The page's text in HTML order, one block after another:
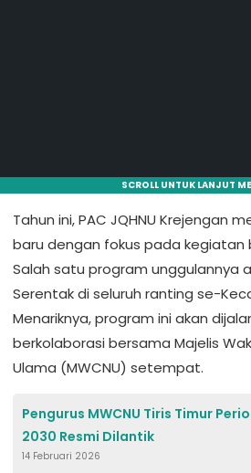
SCROLL UNTUK LANJUT
Tahun ini, PAC JQHNU Krejengan
baru dengan fokus pada kegiatan
Salah satu program unggulannya
Serentak di seluruh ranting se-
Menariknya, program ini akan
berkolaborasi bersama Majelis
Ulama (MWCNU) setempat.
Pengurus MWCNU Tiris Timur
2030 Resmi Dilantik
14 Februari 2026